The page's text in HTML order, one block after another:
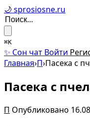
🌙 sprosiosne.ru
⌘K
✨ Сон чат Войти
Главная›П›Пасека с
Пасека с
П Опубликовано